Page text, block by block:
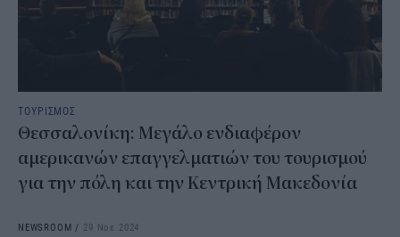
ΤΟΥΡΙΣΜΟΣ
Θεσσαλονίκη: Μεγάλο ενδιαφέρον
αμερικανών επαγγελματιών του τουρισμού
για την πόλη και την Κεντρική Μακεδονία
NEWSROOM / 29 Νοε 2024